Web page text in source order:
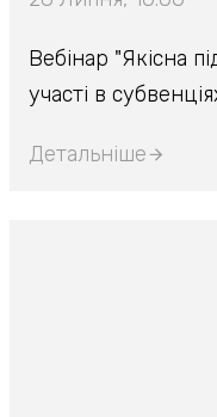
Вебінар "Якісна
участі в
Детальніше